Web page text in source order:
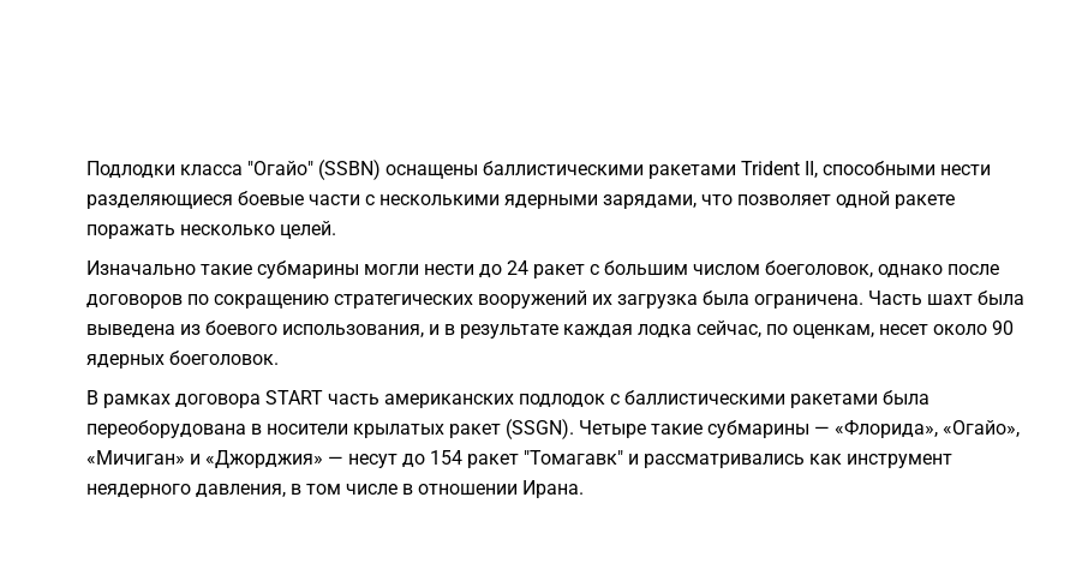
Подлодки класса "Огайо" (SSBN) оснащены баллистическими ракетами Trident II, способными нести
разделяющиеся боевые части с несколькими ядерными зарядами, что позволяет одной ракете
поражать несколько целей.
Изначально такие субмарины могли нести до 24 ракет с большим числом боеголовок, однако после
договоров по сокращению стратегических вооружений их загрузка была ограничена. Часть шахт была
выведена из боевого использования, и в результате каждая лодка сейчас, по оценкам, несет около 90
ядерных боеголовок.
В рамках договора START часть американских подлодок с баллистическими ракетами была
переоборудована в носители крылатых ракет (SSGN). Четыре такие субмарины — «Флорида», «Огайо»,
«Мичиган» и «Джорджия» — несут до 154 ракет "Томагавк" и рассматривались как инструмент
неядерного давления, в том числе в отношении Ирана.